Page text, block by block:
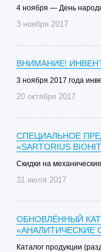
4 ноября — День
3 ноября 2017
ВНИМАНИЕ!
3 ноября 2017 года
20 октября 2017
СПЕЦИАЛЬНОЕ
«SARTORIUS
Скидки на
31 июля 2017
ОБНОВЛЁННЫЙ
«АНАЛИТИЧЕСКИЕ
Каталог продукции